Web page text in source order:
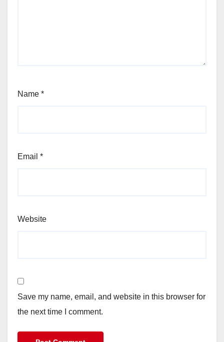
Name *
Email *
Website
Save my name, email, and website in this browser for
the next time I comment.